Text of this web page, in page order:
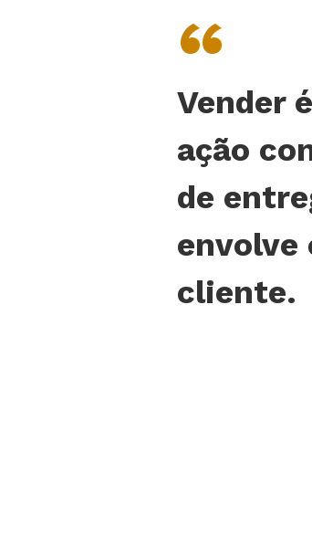
“
Vender
ação
de
envolve
cliente.